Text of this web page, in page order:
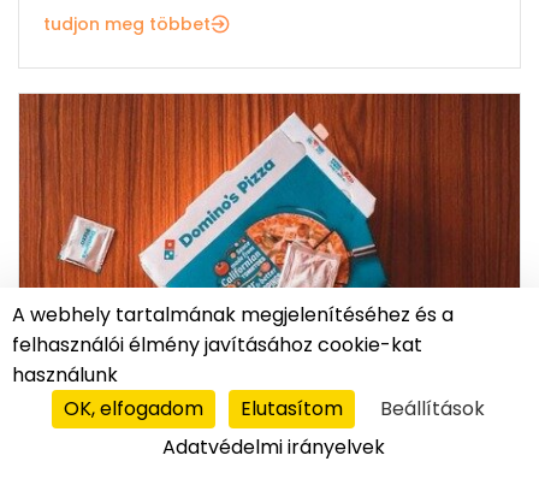
tudjon meg többet
A webhely tartalmának megjelenítéséhez és a
felhasználói élmény javításához cookie-kat
használunk
OK, elfogadom
Elutasítom
Beállítások
Adatvédelmi irányelvek